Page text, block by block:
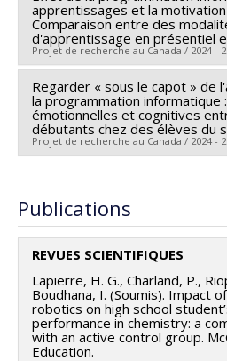
Programmes de subvention :
de développement Savoir
Sources de financement :
Programmes de subvention :
de Recherche - Cas spéciaux
apprentissages et la
Comparaison entre des
d'apprentissage en présentiel
Projet de recherche au Canada / 2024 -
Chercheur principal : Hugo G.
Regarder « sous le capot » de
la programmation informatique
émotionnelles et cognitives
débutants chez des élèves du
Projet de recherche au Canada / 2024 -
Publications
REVUES SCIENTIFIQUES
Lapierre, H. G., Charland, P.,
Boudhana, I. (Soumis). Impact
robotics on high school
performance in chemistry: a
with an active control group.
Education.